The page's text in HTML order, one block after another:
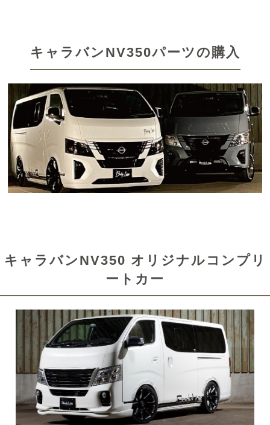
キャラバンNV350パーツの購入
キャラバンNV350 オリジナルコンプリ
ートカー